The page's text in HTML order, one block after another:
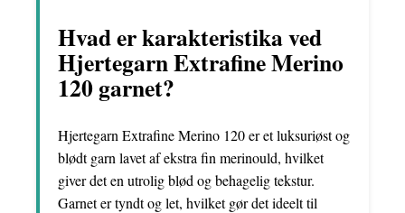
Hvad er karakteristika ved
Hjertegarn Extrafine Merino
120 garnet?
Hjertegarn Extrafine Merino 120 er et luksuriøst og
blødt garn lavet af ekstra fin merinould, hvilket
giver det en utrolig blød og behagelig tekstur.
Garnet er tyndt og let, hvilket gør det ideelt til